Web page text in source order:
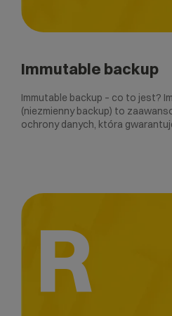
Immutable backup
Immutable backup – co to jest?
(niezmienny backup) to
ochrony danych, która
R